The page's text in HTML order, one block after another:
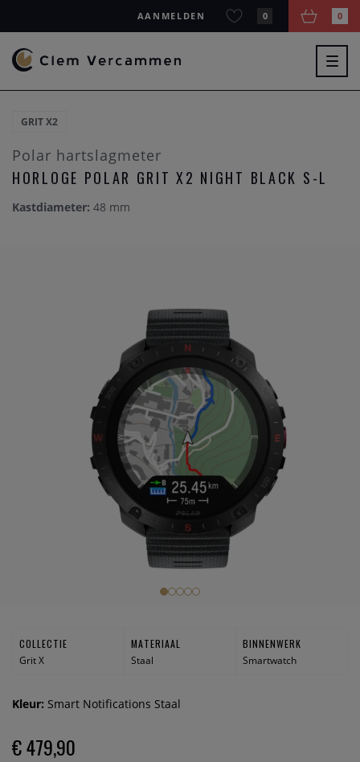
AANMELDEN 0 0
GRIT X2
Polar hartslagmeter
HORLOGE POLAR GRIT X2 NIGHT BLACK S-L
Kastdiameter: 48 mm
COLLECTIE
Grit X
MATERIAAL
Staal
BINNENWERK
Smartwatch
Kleur: Smart Notifications Staal
€ 479,90